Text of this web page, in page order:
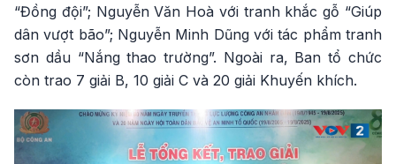
“Đồng đội”; Nguyễn Văn Hoà với tranh khắc gỗ “Giúp
dân vượt bão”; Nguyễn Minh Dũng với tác phẩm tranh
sơn dầu “Nắng thao trường”. Ngoài ra, Ban tổ chức
còn trao 7 giải B, 10 giải C và 20 giải Khuyến khích.